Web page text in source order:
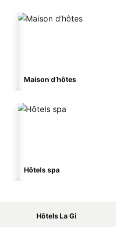
Maison d’hôtes
Hôtels spa
Hôtels La Gi